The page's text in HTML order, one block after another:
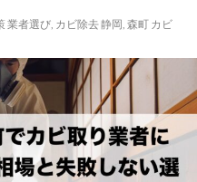
業者選び, カビ除去 静岡, 森町 カビ